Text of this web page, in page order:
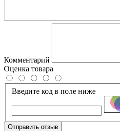
Комментарий
Оценка товара
Введите код в поле ниже
Отправить отзыв